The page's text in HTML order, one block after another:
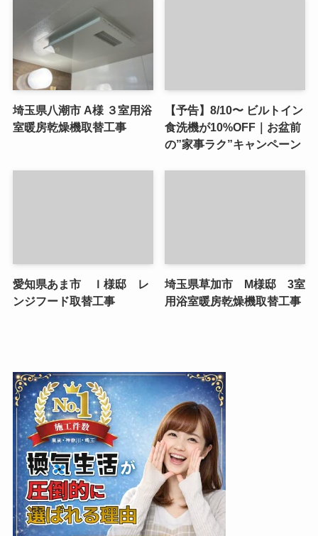
埼玉県八潮市 A様 ３室用浴
室暖房乾燥機取替工事
【予告】8/10〜 ビルトイン
食洗機が10%OFF｜お盆前
の”家事ラク”キャンペーン
愛知県あま市 Ｉ様邸 レ
ンジフード取替工事
埼玉県草加市 M様邸 3室
用浴室暖房乾燥機取替工事